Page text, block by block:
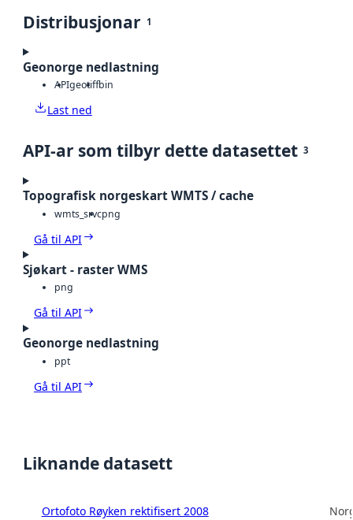
Distribusjonar 1
Geonorge nedlastning
APIgeotiffbin
Last ned
API-ar som tilbyr dette datasettet 3
Topografisk norgeskart WMTS / cache
wmts_srvcpng
Gå til API
Sjøkart - raster WMS
png
Gå til API
Geonorge nedlastning
ppt
Gå til API
Liknande datasett
Ortofoto Røyken rektifisert 2008